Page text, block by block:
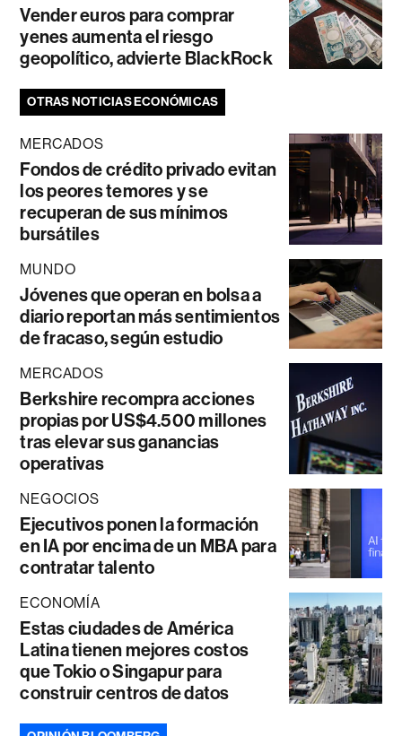
Vender euros para comprar
yenes aumenta el riesgo
geopolítico, advierte BlackRock
OTRAS NOTICIAS ECONÓMICAS
MERCADOS
Fondos de crédito privado evitan
los peores temores y se
recuperan de sus mínimos
bursátiles
MUNDO
Jóvenes que operan en bolsa a
diario reportan más sentimientos
de fracaso, según estudio
MERCADOS
Berkshire recompra acciones
propias por US$4.500 millones
tras elevar sus ganancias
operativas
NEGOCIOS
Ejecutivos ponen la formación
en IA por encima de un MBA para
contratar talento
ECONOMÍA
Estas ciudades de América
Latina tienen mejores costos
que Tokio o Singapur para
construir centros de datos